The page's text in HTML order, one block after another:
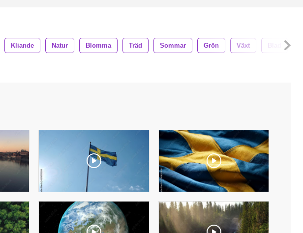
Kliande Natur Blomma Träd Sommar Grön Växt